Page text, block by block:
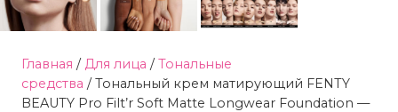
Главная / Для лица /Тональные
средства / Тональный крем матирующий FENTY
BEAUTY Pro Filt’r Soft Matte Longwear Foundation —